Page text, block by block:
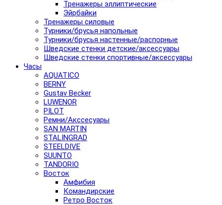
Тренажеры эллиптические
Эйрбайки
Тренажеры силовые
Турники/брусья напольные
Турники/брусья настенные/распорные
Шведские стенки детские/аксессуары
Шведские стенки спортивные/аксессуары
Часы
AQUATICO
BERNY
Gustav Becker
LUWENOR
PILOT
Pемни/Акссесуары
SAN MARTIN
STALINGRAD
STEELDIVE
SUUNTO
TANDORIO
Восток
Амфибия
Командирские
Ретро Восток